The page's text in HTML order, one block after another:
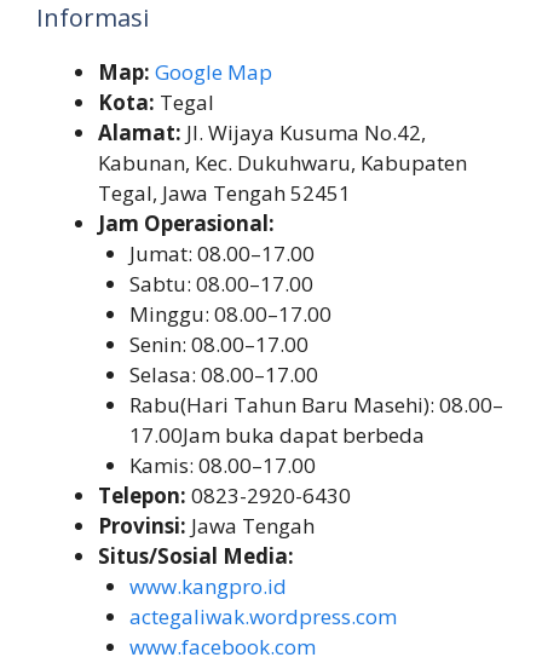
Informasi
Map: Google Map
Kota: Tegal
Alamat: Jl. Wijaya Kusuma No.42,
Kabunan, Kec. Dukuhwaru, Kabupaten
Tegal, Jawa Tengah 52451
Jam Operasional:
Jumat: 08.00–17.00
Sabtu: 08.00–17.00
Minggu: 08.00–17.00
Senin: 08.00–17.00
Selasa: 08.00–17.00
Rabu(Hari Tahun Baru Masehi): 08.00–
17.00Jam buka dapat berbeda
Kamis: 08.00–17.00
Telepon: 0823-2920-6430
Provinsi: Jawa Tengah
Situs/Sosial Media:
www.kangpro.id
actegaliwak.wordpress.com
www.facebook.com